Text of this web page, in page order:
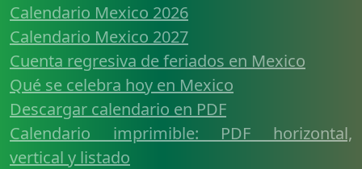
Calendario Mexico 2026
Calendario Mexico 2027
Cuenta regresiva de feriados en Mexico
Qué se celebra hoy en Mexico
Descargar calendario en PDF
Calendario imprimible: PDF horizontal,
vertical y listado